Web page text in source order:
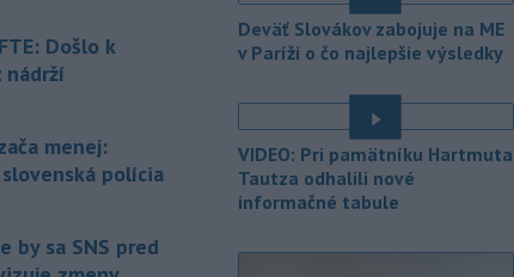
Došlo k
nádrží
menej:
polícia
by sa SNS pred
úroveň hluku. Je preto dobré držať sa
ďalej od reproduktorov, používať
chrániče sluchu či dodržiavať
12:49 - Podporu kandidatúre
Slovenskej republiky na nestále
členstvov Bezpečnostnej rade
Organizácie Spojených národov (OSN)
vyjadrilo už 123 zo 193 členských
Deväť Slovákov zabojuje na ME
v Paríži o čo najlepšie výsledky
VIDEO: Pri pamätníku Hartmuta
Tautza odhalili nové
informačné tabule